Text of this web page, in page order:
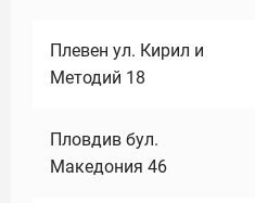
Плевен ул. Кирил и
Методий 18
Пловдив бул.
Македония 46